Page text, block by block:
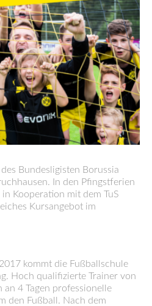
Bundesligisten Borussia
In den Pfingstferien
Kooperation mit dem TuS
Kursangebot im
kommt die Fußballschule
Hoch qualifizierte Trainer von
4 Tagen professionelle
den Fußball. Nach dem